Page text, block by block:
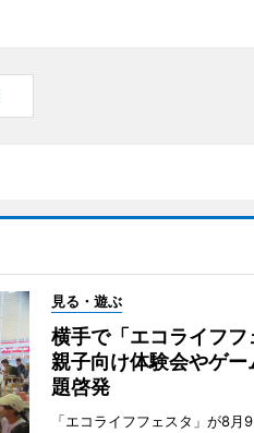
見る・遊ぶ
横手で「エコライフ
親子向け体験会やゲー
題啓発
「エコライフフェスタ」が8月